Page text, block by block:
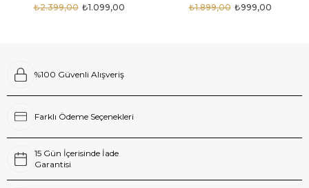
₺1.099,00
₺2.399,00 ₺999,00
₺1.899,00
%100 Güvenli Alışveriş
Farklı Ödeme Seçenekleri
15 Gün İçerisinde İade
Garantisi